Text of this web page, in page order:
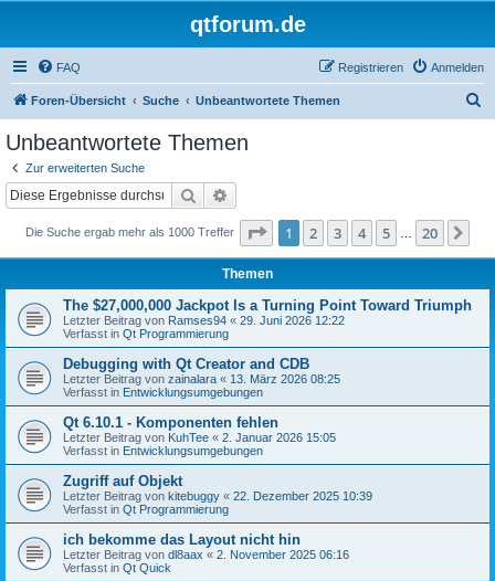
qtforum.de
FAQ Anmelden
Registrieren
Foren-Übersicht Suche Unbeantwortete Themen
Unbeantwortete Themen
Zur erweiterten Suche
Suche
Die Suche ergab mehr als 1000 Treffer Seite 1von 20
1 2 3 4 5 20
Themen
The $27,000,000 Jackpot Is a Turning Point Toward Triumph
Letzter Beitrag von Ramses94 « 29. Juni 2026 12:22
Verfasst in Qt Programmierung
Debugging with Qt Creator and CDB
Letzter Beitrag von zainalara « 13. März 2026 08:25
Verfasst in Entwicklungsumgebungen
Qt 6.10.1 - Komponenten fehlen
Letzter Beitrag von KuhTee « 2. Januar 2026 15:05
Verfasst in Entwicklungsumgebungen
Zugriff auf Objekt
Letzter Beitrag von kitebuggy « 22. Dezember 2025 10:39
Verfasst in Qt Programmierung
ich bekomme das Layout nicht hin
Letzter Beitrag von dl8aax « 2. November 2025 06:16
Verfasst in Qt Quick